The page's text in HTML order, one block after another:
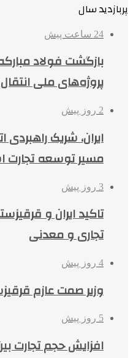
پربازدید سال
24 ساعت پیش
بازگشت فولاد
پروژه‌های ملی
2 روز پیش
ایران، شریک راهبردی
مسیر توسعه تجارت
3 روز پیش
تاکید ایران و
تجاری و معدنی
4 روز پیش
وزیر صمت عازم
5 روز پیش